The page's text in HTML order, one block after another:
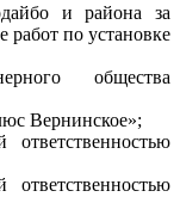
и района за
работ по установке
общества
Вернинское»;